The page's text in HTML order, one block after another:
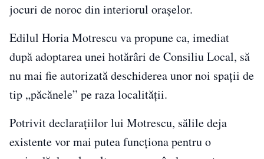
jocuri de noroc din interiorul orașelor.
Edilul Horia Motrescu va propune ca, imediat
după adoptarea unei hotărâri de Consiliu Local, să
nu mai fie autorizată deschiderea unor noi spații de
tip „păcănele” pe raza localității.
Potrivit declarațiilor lui Motrescu, sălile deja
existente vor mai putea funcționa pentru o